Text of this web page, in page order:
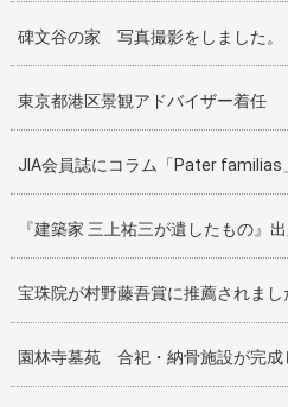
碑文谷の家 写真撮影をしました。
東京都港区景観アドバイザー着任
JIA会員誌にコラム「Pater familias
『建築家 三上祐三が遺したもの』
宝珠院が村野藤吾賞に推薦されまし
園林寺墓苑 合祀・納骨施設が完成